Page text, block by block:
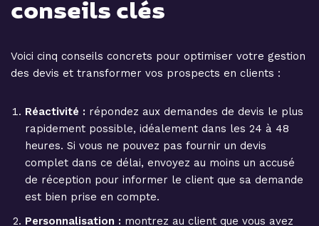
conseils clés
Voici cinq conseils concrets pour optimiser votre gestion
des devis et transformer vos prospects en clients :
Réactivité : répondez aux demandes de devis le plus
rapidement possible, idéalement dans les 24 à 48
heures. Si vous ne pouvez pas fournir un devis
complet dans ce délai, envoyez au moins un accusé
de réception pour informer le client que sa demande
est bien prise en compte.
Personnalisation : montrez au client que vous avez